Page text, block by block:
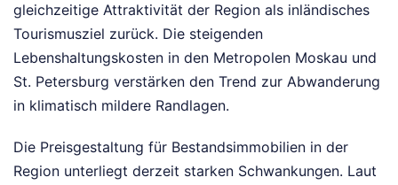
gleichzeitige Attraktivität der Region als inländisches
Tourismusziel zurück. Die steigenden
Lebenshaltungskosten in den Metropolen Moskau und
St. Petersburg verstärken den Trend zur Abwanderung
in klimatisch mildere Randlagen.
Die Preisgestaltung für Bestandsimmobilien in der
Region unterliegt derzeit starken Schwankungen. Laut